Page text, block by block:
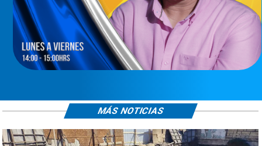
MÁS NOTICIAS